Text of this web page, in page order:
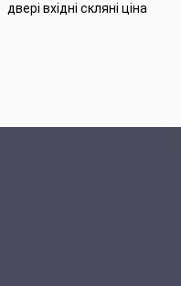
двері вхідні скляні ціна